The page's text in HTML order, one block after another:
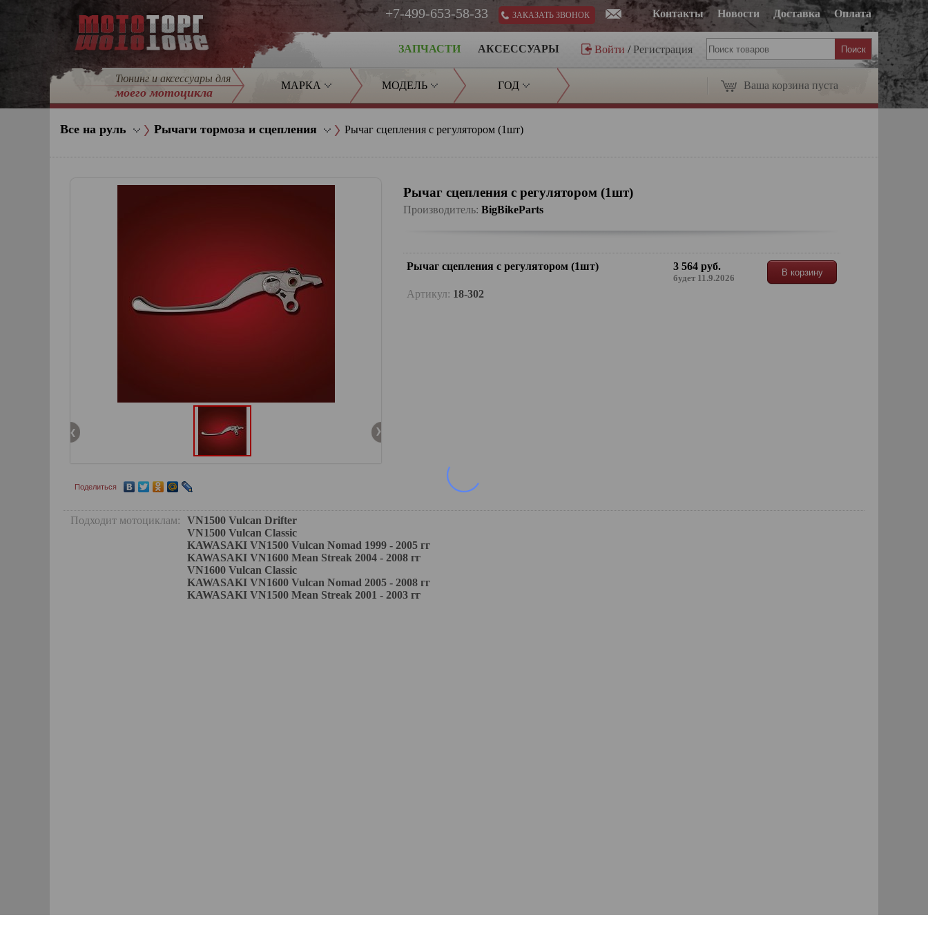
Оплата
Доставка
Новости
Контакты
ЗАКАЗАТЬ ЗВОНОК
+7-499-653-58-33
Войти /Регистрация
АКСЕССУАРЫ
ЗАПЧАСТИ
Тюнинг и аксессуары для
моего мотоцикла
МАРКА МОДЕЛЬ ГОД Ваша корзина пуста
Все на руль Рычаги тормоза и сцепления Рычаг сцепления с регулятором (1шт)
Рычаг сцепления с регулятором (1шт)
Производитель: BigBikeParts
Рычаг сцепления с регулятором (1шт) 3 564 руб.
будет 11.9.2026
В корзину
Артикул: 18-302
Поделиться
Подходит мотоциклам:
VN1500 Vulcan Drifter
VN1500 Vulcan Classic
KAWASAKI VN1500 Vulcan Nomad 1999 - 2005 гг
KAWASAKI VN1600 Mean Streak 2004 - 2008 гг
VN1600 Vulcan Classic
KAWASAKI VN1600 Vulcan Nomad 2005 - 2008 гг
KAWASAKI VN1500 Mean Streak 2001 - 2003 гг